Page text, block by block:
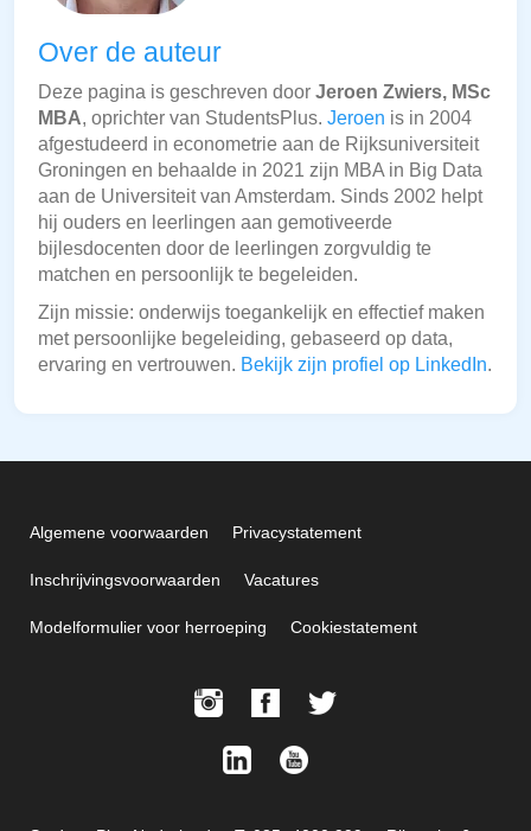
Over de auteur
Deze pagina is geschreven door Jeroen Zwiers, MSc
MBA, oprichter van StudentsPlus. Jeroen is in 2004
afgestudeerd in econometrie aan de Rijksuniversiteit
Groningen en behaalde in 2021 zijn MBA in Big Data
aan de Universiteit van Amsterdam. Sinds 2002 helpt
hij ouders en leerlingen aan gemotiveerde
bijlesdocenten door de leerlingen zorgvuldig te
matchen en persoonlijk te begeleiden.
Zijn missie: onderwijs toegankelijk en effectief maken
met persoonlijke begeleiding, gebaseerd op data,
ervaring en vertrouwen. Bekijk zijn profiel op LinkedIn.
Algemene voorwaarden Privacystatement
Inschrijvingsvoorwaarden Vacatures
Modelformulier voor herroeping Cookiestatement